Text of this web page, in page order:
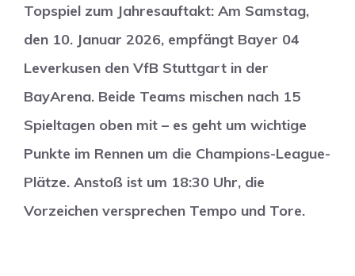
Topspiel zum Jahresauftakt: Am Samstag,
den 10. Januar 2026, empfängt Bayer 04
Leverkusen den VfB Stuttgart in der
BayArena. Beide Teams mischen nach 15
Spieltagen oben mit – es geht um wichtige
Punkte im Rennen um die Champions-League-
Plätze. Anstoß ist um 18:30 Uhr, die
Vorzeichen versprechen Tempo und Tore.